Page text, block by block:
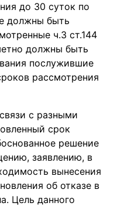
до 30 суток по
должны быть
ч.3 ст.144
должны быть
послужившие
рассмотрения
с разными
срок
решение
заявлению, в
вынесения
об отказе в
Цель данного